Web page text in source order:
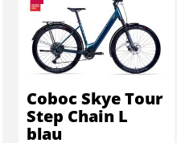
Coboc Skye Tour
Step Chain L
blau